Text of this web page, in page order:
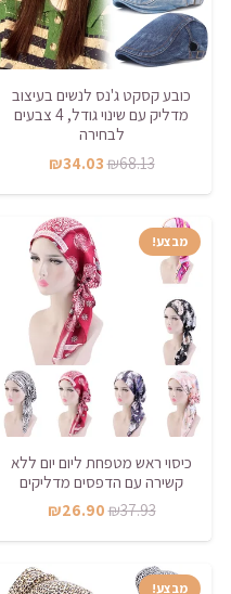
כובע קסקט ג'נס לנשים בעיצוב
מדליק עם שינוי גודל, 4 צבעים
לבחירה
₪68.13
המחיר
המקורי
היה:
₪68.13.
₪34.03
הנוכחי
הוא:
₪34.03.
מבצע!
כיסוי ראש מטפחת ליום יום ללא
קשירה עם הדפסים מדליקים
₪37.93
המחיר
המקורי
₪26.90
הנוכחי
הוא:
מבצע!